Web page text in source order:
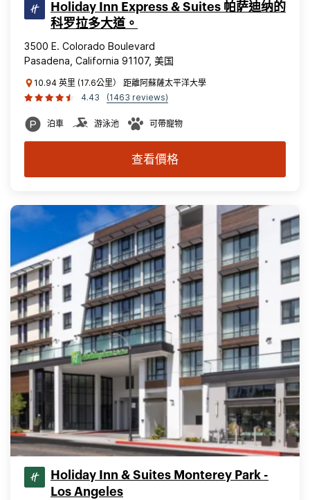
Holiday Inn Express & Suites 帕萨迪纳的
科罗拉多大道。
3500 E. Colorado Boulevard
Pasadena, California 91107, 美国
10.94 英里 (17.6公里） 距離阿蘇薩太平洋大學
4.43
(1463 reviews)
泊車 游泳池 可帶寵物
查看價格
Holiday Inn & Suites Monterey Park -
Los Angeles